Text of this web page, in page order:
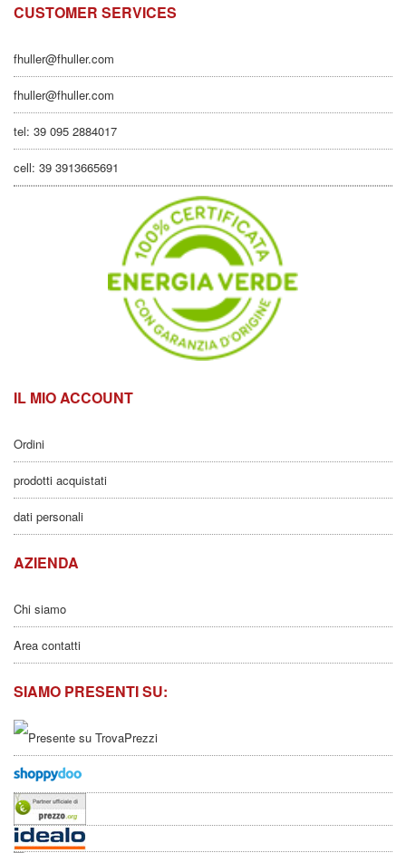
CUSTOMER SERVICES
fhuller@fhuller.com
fhuller@fhuller.com
tel: 39 095 2884017
cell: 39 3913665691
IL MIO ACCOUNT
Ordini
prodotti acquistati
dati personali
AZIENDA
Chi siamo
Area contatti
SIAMO PRESENTI SU: